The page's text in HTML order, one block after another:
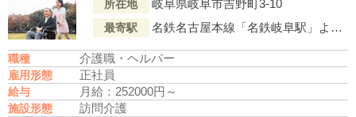
所在地 岐阜県岐阜市吉野町3-10
最寄駅 名鉄名古屋本線「名鉄岐阜駅」より徒歩2分
職種 介護職・ヘルパー
雇用形態 正社員
給与 月給：252000円～
施設形態 訪問介護